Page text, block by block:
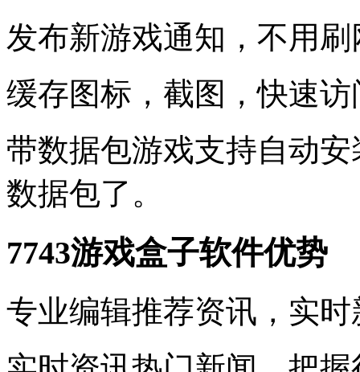
发布新游戏通知，不用
缓存图标，截图，快速
带数据包游戏支持自动
数据包了。
7743游戏盒子软件优势
专业编辑推荐资讯，实